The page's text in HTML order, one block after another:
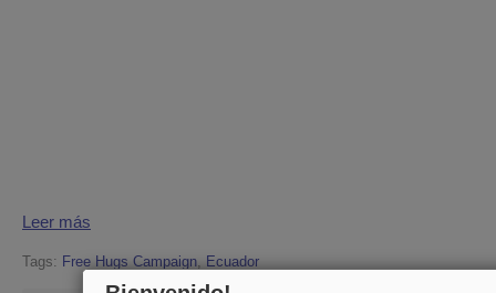
Leer más
Tags: Free Hugs Campaign, Ecuador